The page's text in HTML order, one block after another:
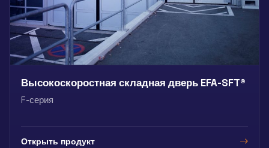
Высокоскоростная складная дверь EFA-SFT®
F-серия
Открыть продукт